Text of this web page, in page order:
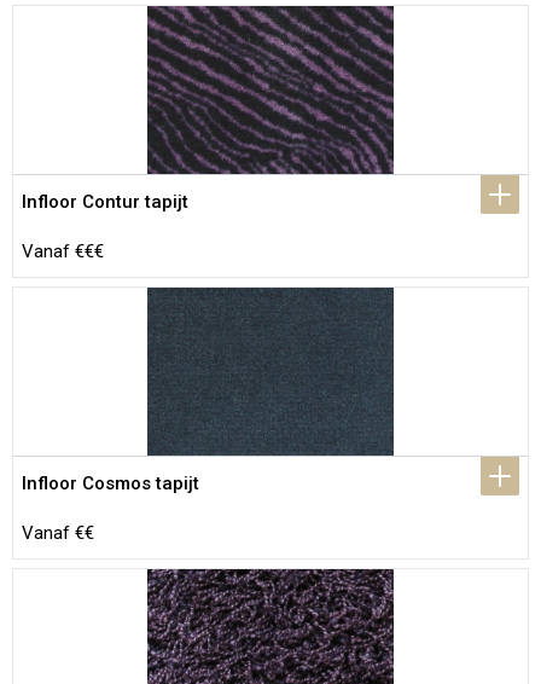
Infloor Contur tapijt
Vanaf €€€
Infloor Cosmos tapijt
Vanaf €€